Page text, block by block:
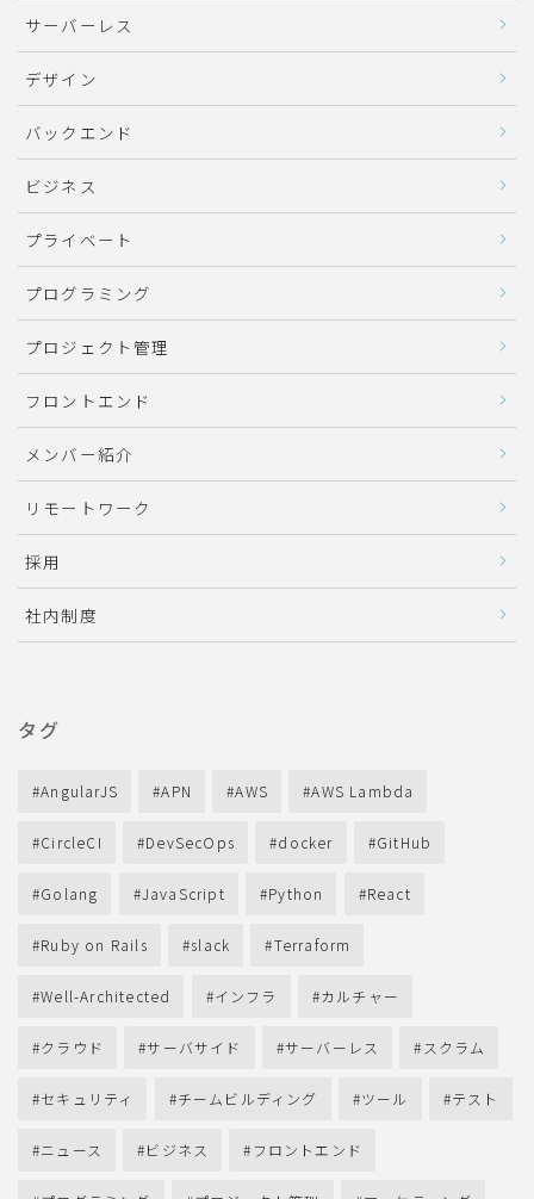
サーバーレス
デザイン
バックエンド
ビジネス
プライベート
プログラミング
プロジェクト管理
フロントエンド
メンバー紹介
リモートワーク
採用
社内制度
タグ
AngularJS APN AWS AWS Lambda
CircleCI DevSecOps docker GitHub
Golang JavaScript Python React
Ruby on Rails slack Terraform
Well-Architected インフラ カルチャー
クラウド サーバサイド サーバーレス スクラム
セキュリティ チームビルディング ツール テスト
ニュース ビジネス フロントエンド